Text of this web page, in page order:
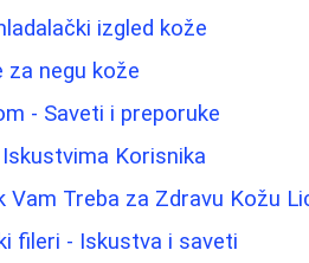
izgled kože
za negu kože
- Saveti i preporuke
Korisnika
Treba za Zdravu Kožu
fileri - Iskustva i saveti